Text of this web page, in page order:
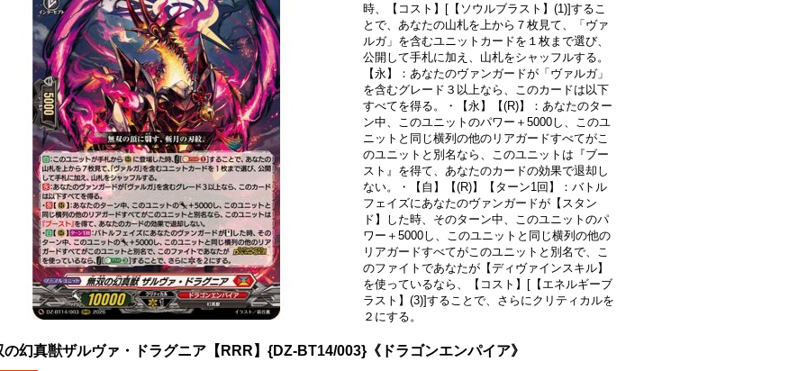
時、【コスト】[【ソウルブラスト】(1)]するこ
とで、あなたの山札を上から７枚見て、「ヴァ
ルガ」を含むユニットカードを１枚まで選び、
公開して手札に加え、山札をシャッフルする。
【永】：あなたのヴァンガードが「ヴァルガ」
を含むグレード３以上なら、このカードは以下
すべてを得る。・【永】【(R)】：あなたのター
ン中、このユニットのパワー＋5000し、このユ
ニットと同じ横列の他のリアガードすべてがこ
のユニットと別名なら、このユニットは『ブー
スト』を得て、あなたのカードの効果で退却し
ない。・【自】【(R)】【ターン1回】：バトル
フェイズにあなたのヴァンガードが【スタン
ド】した時、そのターン中、このユニットのパ
ワー＋5000し、このユニットと同じ横列の他の
リアガードすべてがこのユニットと別名で、こ
のファイトであなたが【ディヴァインスキル】
を使っているなら、【コスト】[【エネルギーブ
ラスト】(3)]することで、さらにクリティカルを
２にする。
の幻真獣ザルヴァ・ドラグニア【RRR】{DZ-BT14/003}《ドラゴンエンパイア》